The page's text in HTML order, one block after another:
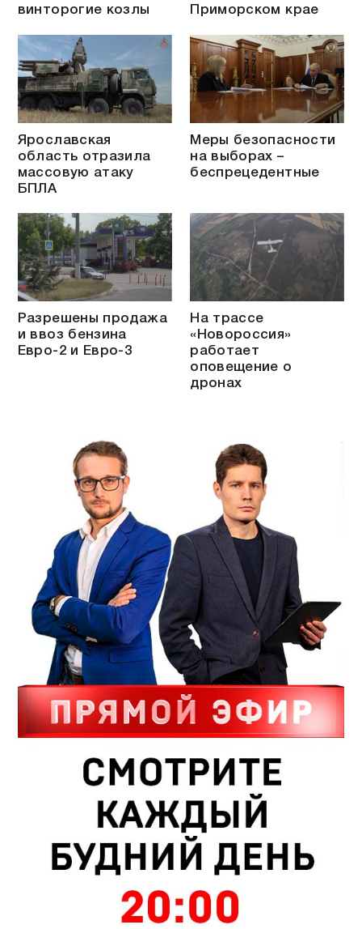
винторогие козлы
Приморском крае
Ярославская
область отразила
массовую атаку
БПЛА
Меры безопасности
на выборах –
беспрецедентные
Разрешены продажа
и ввоз бензина
Евро-2 и Евро-3
На трассе
«Новороссия»
работает
оповещение о
дронах